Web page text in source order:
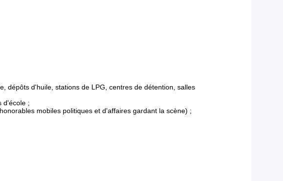
dépôts d'huile, stations de LPG, centres de détention, salles
d'école ;
mobiles politiques et d'affaires gardant la scène) ;